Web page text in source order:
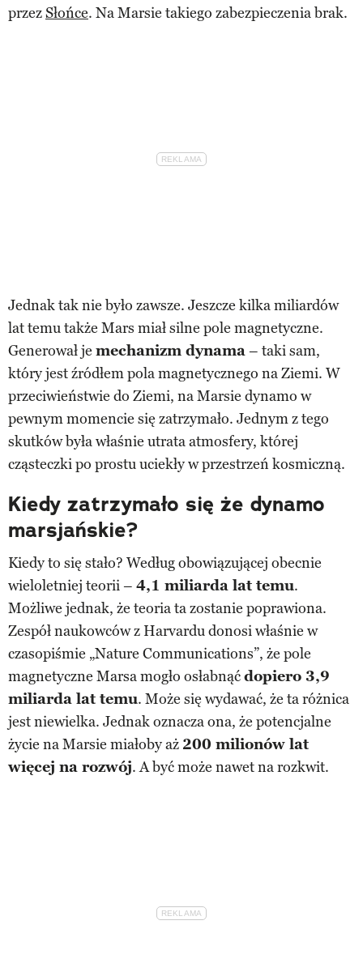
przezSłońce. Na Marsie takiego zabezpieczenia brak.
Jednak tak nie było zawsze. Jeszcze kilka miliardów
lat temu także Mars miał silne pole magnetyczne.
Generował je mechanizm dynama– taki sam,
który jest źródłem pola magnetycznego na Ziemi. W
przeciwieństwie do Ziemi, na Marsie dynamo w
pewnym momencie się zatrzymało. Jednym z tego
skutków była właśnie utrata atmosfery, której
cząsteczki po prostu uciekły w przestrzeń kosmiczną.
Kiedy zatrzymało się że dynamo
marsjańskie?
Kiedy to się stało? Według obowiązującej obecnie
wieloletniej teorii – 4,1 miliarda lat temu.
Możliwe jednak, że teoria ta zostanie poprawiona.
Zespół naukowców z Harvardu donosi właśnie w
czasopiśmie „Nature Communications”, że pole
magnetyczne Marsa mogło osłabnąćdopiero 3,9
miliarda lat temu. Może się wydawać, że ta różnica
jest niewielka. Jednak oznacza ona, że potencjalne
życie na Marsie miałoby aż 200 milionów lat
więcej na rozwój. A być może nawet na rozkwit.